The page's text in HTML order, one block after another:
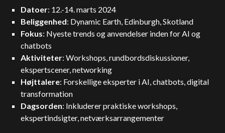
Datoer: 12.-14. marts 2024
Beliggenhed: Dynamic Earth, Edinburgh, Skotland
Fokus: Nyeste trends og anvendelser inden for AI og
chatbots
Aktiviteter: Workshops, rundbordsdiskussioner,
ekspertscener, networking
Højttalere: Forskellige eksperter i AI, chatbots, digital
transformation
Dagsorden: Inkluderer praktiske workshops,
ekspertindsigter, netværksarrangementer